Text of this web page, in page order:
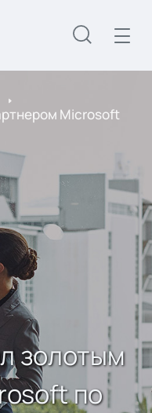
Microsoft
золотым
по